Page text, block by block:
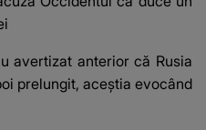
avertizat anterior că Rusia
prelungit, aceştia evocând